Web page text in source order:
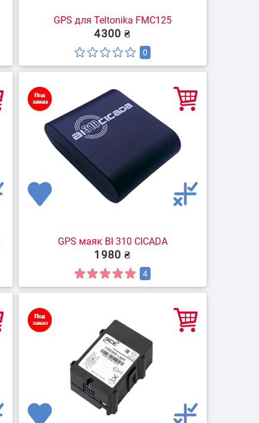
GPS для Teltonika FMC125
4300 ₴
0
GPS маяк BI 310 CICADA
1980 ₴
4